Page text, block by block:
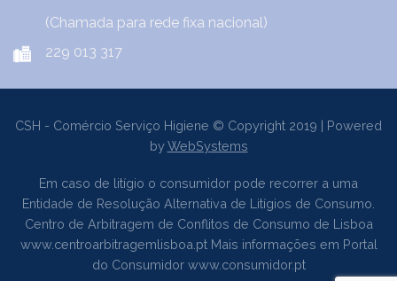
(Chamada para rede fixa nacional)
229 013 317
CSH - Comércio Serviço Higiene © Copyright 2019 | Powered
byWebSystems
Em caso de litígio o consumidor pode recorrer a uma
Entidade de Resolução Alternativa de Litígios de Consumo.
Centro de Arbitragem de Conflitos de Consumo de Lisboa
www.centroarbitragemlisboa.ptMais informações em Portal
do Consumidor www.consumidor.pt